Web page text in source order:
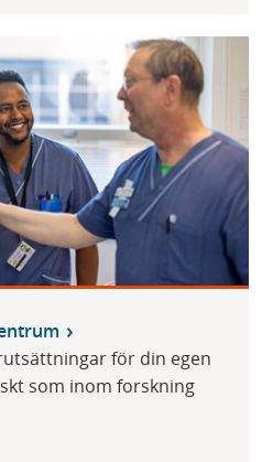
för din egen
som inom forskning